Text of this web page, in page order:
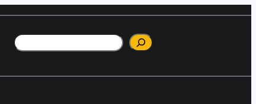
Поиск